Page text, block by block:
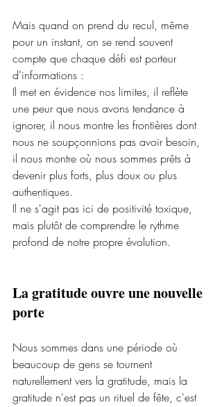
Mais quand on prend du recul, même
pour un instant, on se rend souvent
compte que chaque défi est porteur
d'informations :
Il met en évidence nos limites, il reflète
une peur que nous avons tendance à
ignorer, il nous montre les frontières dont
nous ne soupçonnions pas avoir besoin,
il nous montre où nous sommes prêts à
devenir plus forts, plus doux ou plus
authentiques.
Il ne s'agit pas ici de positivité toxique,
mais plutôt de comprendre le rythme
profond de notre propre évolution.
La gratitude ouvre une nouvelle
porte
Nous sommes dans une période où
beaucoup de gens se tournent
naturellement vers la gratitude, mais la
gratitude n'est pas un rituel de fête, c'est